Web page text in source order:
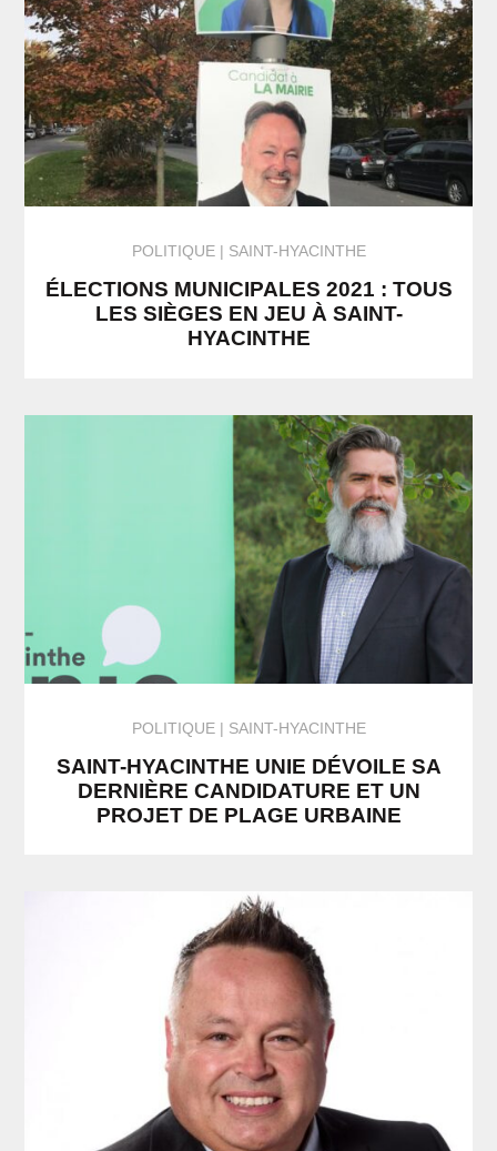
POLITIQUE SAINT-HYACINTHE
ÉLECTIONS MUNICIPALES 2021 : TOUS
LES SIÈGES EN JEU À SAINT-
HYACINTHE
POLITIQUE SAINT-HYACINTHE
SAINT-HYACINTHE UNIE DÉVOILE SA
DERNIÈRE CANDIDATURE ET UN
PROJET DE PLAGE URBAINE